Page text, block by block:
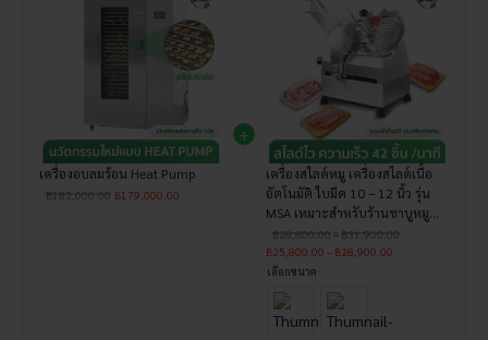
เครื่องอบลมร้อน Heat Pump
฿ 182,000.00 ฿179,000.00
เครื่องสไลด์หมู เครื่องสไลด์เนื้อ
อัตโนมัติ ใบมีด 10 – 12 นิ้ว รุ่น
MSA เหมาะสำหรับร้านชาบูหมู
กระทะสไลด์ไวต่อเนื่อง
฿ 28,800.00 – ฿ 31,900.00
฿25,800.00 – ฿28,900.00
เลือกขนาด